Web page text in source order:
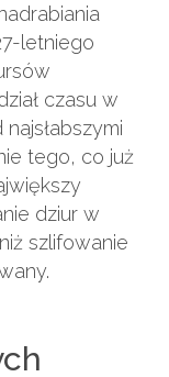
letniego
czasu w
tego, co już
dziur w
szlifowanie